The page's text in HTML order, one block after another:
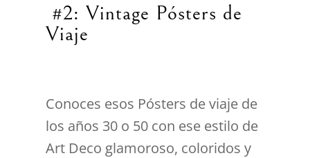
#2: Vintage Pósters de
Viaje
Conoces esos Pósters de viaje de
los años 30 o 50 con ese estilo de
Art Deco glamoroso, coloridos y